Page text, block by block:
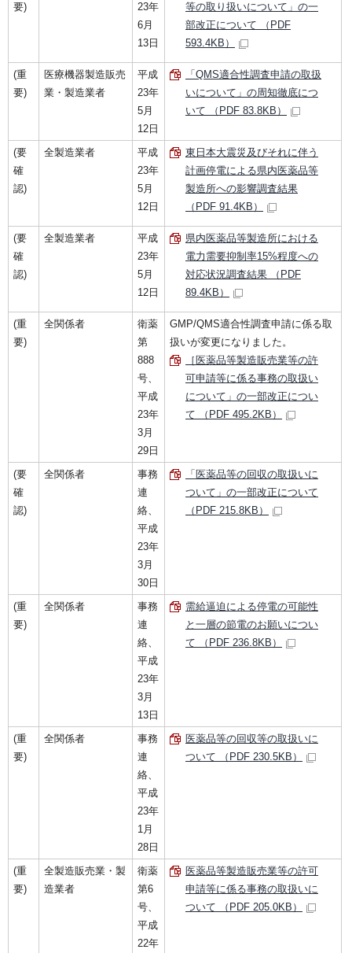
要)
23年
6月
13日
等の取り扱いについて」の一
部改正について （PDF
593.4KB）
(重
要)
医療機器製造販売
業・製造業者
平成
23年
5月
12日
「QMS適合性調査申請の取扱
いについて」の周知徹底につ
いて （PDF 83.8KB）
(要
確
認)
全製造業者
平成
23年
5月
12日
東日本大震災及びそれに伴う
計画停電による県内医薬品等
製造所への影響調査結果
（PDF 91.4KB）
(要
確
認)
全製造業者
平成
23年
5月
12日
県内医薬品等製造所における
電力需要抑制率15%程度への
対応状況調査結果 （PDF
89.4KB）
(重
要)
全関係者
衛薬
第
888
号、
平成
23年
3月
29日
GMP/QMS適合性調査申請に係る取
扱いが変更になりました。
［医薬品等製造販売業等の許
可申請等に係る事務の取扱い
について」の一部改正につい
て （PDF 495.2KB）
(要
確
認)
全関係者
事務
連
絡、
平成
23年
3月
30日
「医薬品等の回収の取扱いに
ついて」の一部改正について
（PDF 215.8KB）
(重
要)
全関係者
事務
連
絡、
平成
23年
3月
13日
需給逼迫による停電の可能性
と一層の節電のお願いについ
て （PDF 236.8KB）
(重
要)
全関係者
事務
連
絡、
平成
23年
1月
28日
医薬品等の回収等の取扱いに
ついて （PDF 230.5KB）
(重
要)
全製造販売業・製
造業者
衛薬
第6
号、
平成
22年
医薬品等製造販売業等の許可
申請等に係る事務の取扱いに
ついて （PDF 205.0KB）